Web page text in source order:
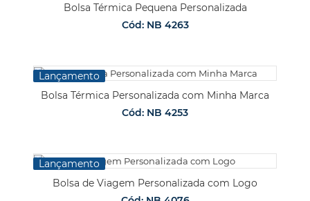
Bolsa Térmica Pequena Personalizada
Cód: NB 4263
Lançamento
Bolsa Térmica Personalizada com Minha Marca
Cód: NB 4253
Lançamento
Bolsa de Viagem Personalizada com Logo